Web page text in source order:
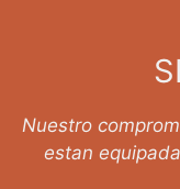
Nuestro
estan